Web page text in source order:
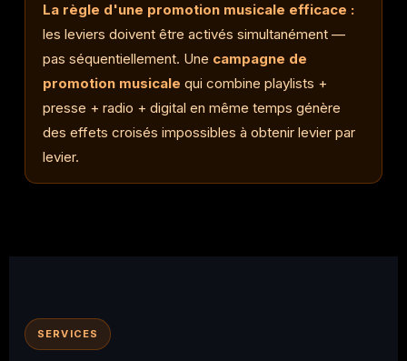
La règle d'une promotion musicale efficace :
les leviers doivent être activés simultanément —
pas séquentiellement. Une campagne de
promotion musicale qui combine playlists +
presse + radio + digital en même temps génère
des effets croisés impossibles à obtenir levier par
levier.
SERVICES